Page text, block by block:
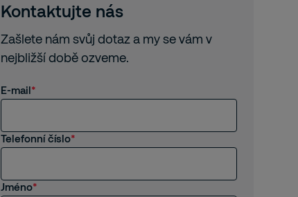
Kontaktujte nás
Zašlete nám svůj dotaz a my se vám v
nejbližší době ozveme.
E-mail
Telefonní číslo
Jméno